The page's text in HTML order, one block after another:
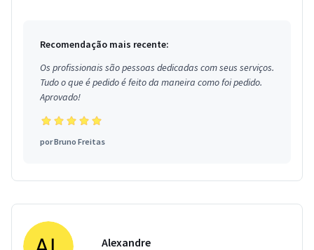
Recomendação mais recente:
Os profissionais são pessoas dedicadas com seus serviços.
Tudo o que é pedido é feito da maneira como foi pedido.
Aprovado!
porBruno Freitas
Alexandre